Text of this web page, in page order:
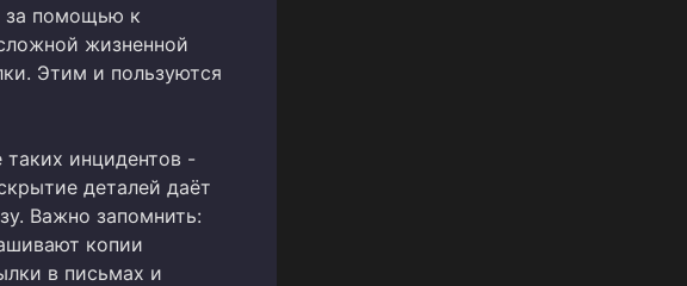
за помощью к
жизненной
Этим и пользуются
инцидентов -
деталей даёт
Важно запомнить:
копии
в письмах и